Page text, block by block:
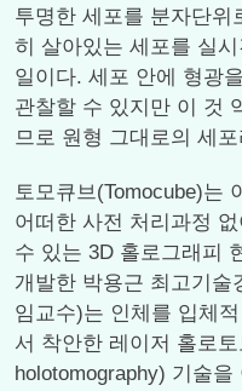
투명한 세포를 분자단위
히 살아있는 세포를 실
일이다. 세포 안에 형광
관찰할 수 있지만 이 것
므로 원형 그대로의 세
토모큐브(Tomocube)는
어떠한 사전 처리과정
수 있는 3D 홀로그래피
개발한 박용근 최고기술
임교수)는 인체를 입체
서 착안한 레이저 홀로
holotomography) 기술